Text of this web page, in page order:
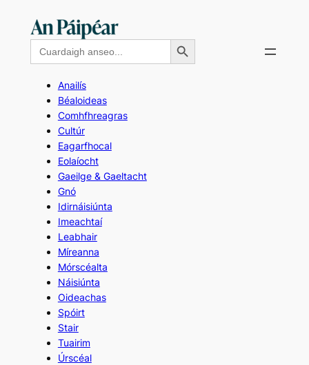
contentSearch
for:
Search Button
Anailís
Béaloideas
Comhfhreagras
Cultúr
Eagarfhocal
Eolaíocht
Gaeilge & Gaeltacht
Gnó
Idirnáisiúnta
Imeachtaí
Leabhair
Míreanna
Mórscéalta
Náisiúnta
Oideachas
Spóirt
Stair
Tuairim
Úrscéal